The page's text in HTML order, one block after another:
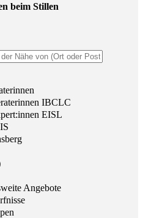
beim Stillen
IBCLC
EISL
Angebote